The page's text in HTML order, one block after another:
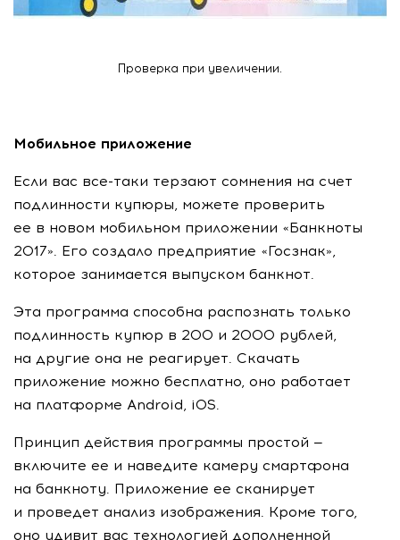
Проверка при увеличении.
Мобильное приложение
Если вас все-таки терзают сомнения на счет
подлинности купюры, можете проверить
ее в новом мобильном приложении «Банкноты
2017». Его создало предприятие «Госзнак»,
которое занимается выпуском банкнот.
Эта программа способна распознать только
подлинность купюр в 200 и 2000 рублей,
на другие она не реагирует. Скачать
приложение можно бесплатно, оно работает
на платформе Android, iOS.
Принцип действия программы простой —
включите ее и наведите камеру смартфона
на банкноту. Приложение ее сканирует
и проведет анализ изображения. Кроме того,
оно удивит вас технологией дополненной